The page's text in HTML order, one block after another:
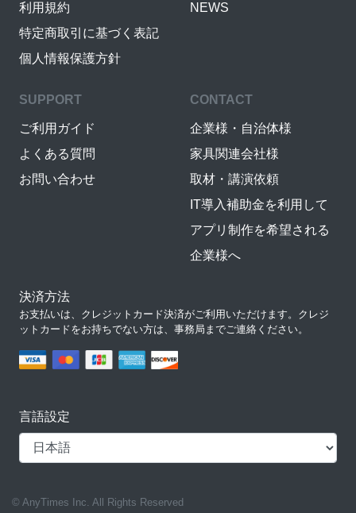
利用規約
特定商取引に基づく表記
個人情報保護方針
NEWS
SUPPORT
ご利用ガイド
よくある質問
お問い合わせ
CONTACT
企業様・自治体様
家具関連会社様
取材・講演依頼
IT導入補助金を利用して
アプリ制作を希望される
企業様へ
決済方法
お支払いは、クレジットカード決済がご利用いただけます。クレジ
ットカードをお持ちでない方は、事務局までご連絡ください。
言語設定
© AnyTimes Inc. All Rights Reserved